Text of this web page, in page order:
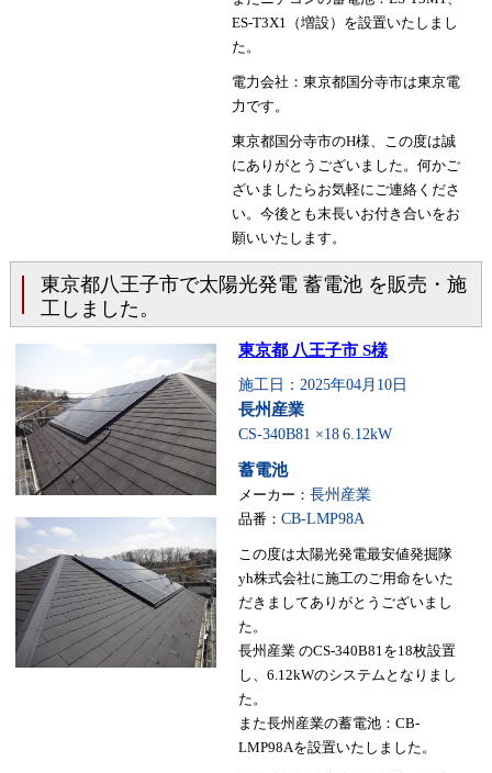
ES-T3X1（増設）を設置いたしまし
た。
電力会社：東京都国分寺市は東京電
力です。
東京都国分寺市のH様、この度は誠
にありがとうございました。何かご
ざいましたらお気軽にご連絡くださ
い。今後とも末長いお付き合いをお
願いいたします。
東京都八王子市で太陽光発電 蓄電池 を販売・施
工しました。
東京都 八王子市 S様
施工日：2025年04月10日
長州産業
CS-340B81 ×18 6.12kW
蓄電池
メーカー： 長州産業
品番： CB-LMP98A
この度は太陽光発電最安値発掘隊
yh株式会社に施工のご用命をいた
だきましてありがとうございまし
た。
長州産業 のCS-340B81を18枚設置
し、6.12kWのシステムとなりまし
た。
また長州産業の蓄電池：CB-
LMP98Aを設置いたしました。